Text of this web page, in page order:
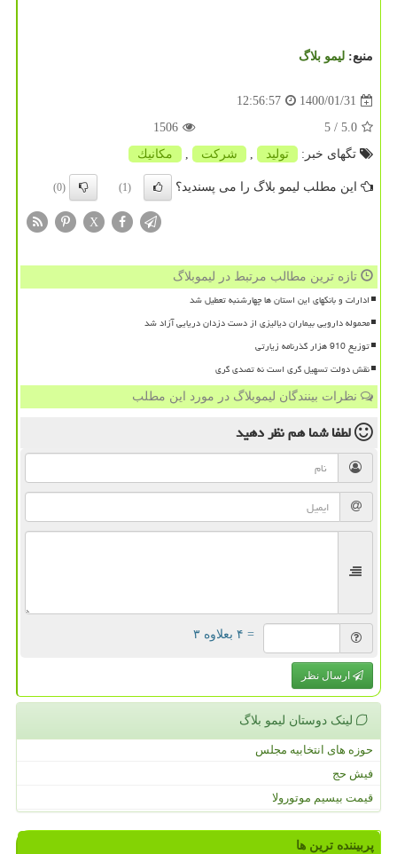
منبع: لیمو بلاگ
1400/01/31
12:56:57
5.0
/ 5
1506
تگهای خبر:
تولید , شركت , مكانیك
این مطلب لیمو بلاگ را می پسندید؟ (1)
(0)
X
تازه ترین مطالب مرتبط در لیموبلاگ
ادارات و بانکهای این استان ها چهارشنبه تعطیل شد
محموله دارویی بیماران دیالیزی از دست دزدان دریایی آزاد شد
توزیع 910 هزار گذرنامه زیارتی
نقش دولت تسهیل گری است نه تصدی گری
نظرات بینندگان لیموبلاگ در مورد این مطلب
لطفا شما همنظر دهید
= ۴ بعلاوه ۳
ارسال نظر
لینک دوستان لیمو بلاگ
حوزه های انتخابیه مجلس
فیش حج
قیمت بیسیم موتورولا
پربیننده ترین ها